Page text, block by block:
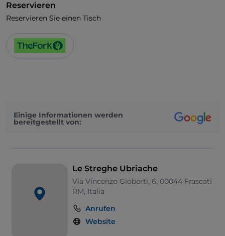
Reservieren
Reservieren Sie einen Tisch
Einige Informationen werden
bereitgestellt von:
Le Streghe Ubriache
Via Vincenzo Gioberti, 6, 00044 Frascati
RM, Italia
Anrufen
Website